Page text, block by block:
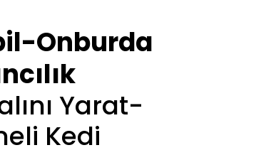
Onburda
Yarat-
Kedi